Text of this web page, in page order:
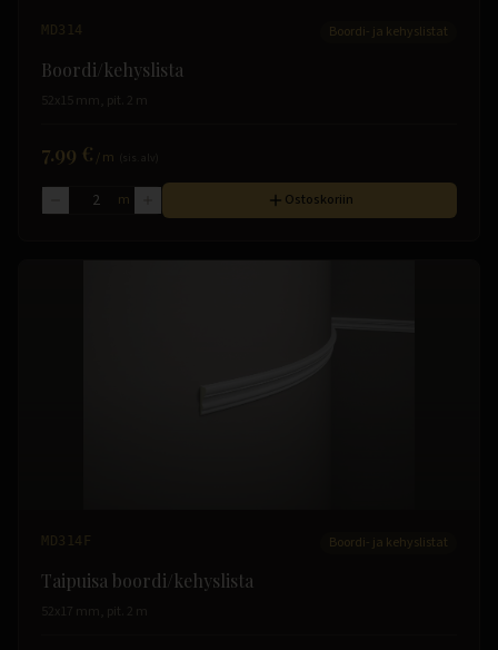
MD314 Boordi- ja kehyslistat
Boordi/kehyslista
52x15 mm, pit. 2 m
7.99 € /m
m Ostoskoriin
MD314F Boordi- ja kehyslistat
Taipuisa boordi/kehyslista
52x17 mm, pit. 2 m